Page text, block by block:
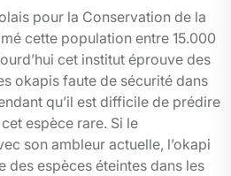
pour la Conservation de la
cette population entre 15.000
cet institut éprouve des
okapis faute de sécurité dans
qu’il est difficile de prédire
espèce rare. Si le
son ambleur actuelle, l’okapi
des espèces éteintes dans les